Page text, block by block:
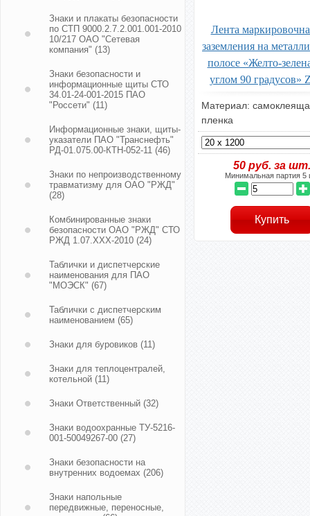
Лента
заземления на
полосе «Желто-
углом 90 градусов»
Материал:
пленка
50 руб. за шт.
Минимальная партия 5
Знаки и плакаты безопасности
по СТП 9000.2.7.2.001.001-2010
10/217 ОАО "Сетевая
компания" (13)
Знаки безопасности и
информационные щиты СТО
34.01-24-001-2015 ПАО
"Россети" (11)
Информационные знаки, щиты-
указатели ПАО "Транснефть"
РД-01.075.00-КТН-052-11 (46)
Знаки по непроизводственному
травматизму для ОАО "РЖД"
(28)
Комбинированные знаки
безопасности ОАО "РЖД" СТО
РЖД 1.07.ХХХ-2010 (24)
Таблички и диспетчерские
наименования для ПАО
"МОЭСК" (67)
Таблички с диспетчерским
наименованием (65)
Знаки для буровиков (11)
Знаки для теплоцентралей,
котельной (11)
Знаки Ответственный (32)
Знаки водоохранные ТУ-5216-
001-50049267-00 (27)
Знаки безопасности на
внутренних водоемах (206)
Знаки напольные
передвижные, переносные,